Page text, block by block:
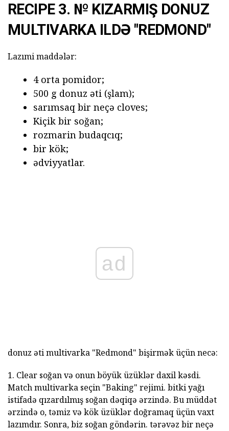
RECIPE 3. № KIZARMIŞ DONUZ
MULTIVARKA ILDƏ "REDMOND"
Lazımi maddələr:
4 orta pomidor;
500 g donuz əti (şlam);
sarımsaq bir neçə cloves;
Kiçik bir soğan;
rozmarin budaqcıq;
bir kök;
ədviyyatlar.
ad
donuz əti multivarka "Redmond" bişirmək üçün necə:
1. Clear soğan və onun böyük üzüklər daxil kəsdi.
Match multivarka seçin "Baking" rejimi. bitki yağı
istifadə qızardılmış soğan dəqiqə ərzində. Bu müddət
ərzində o, təmiz və kök üzüklər doğramaq üçün vaxt
lazımdır. Sonra, biz soğan göndərin. tərəvəz bir neçə